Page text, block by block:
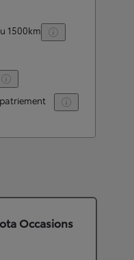
1500km
Occasions